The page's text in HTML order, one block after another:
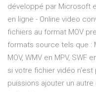
développé par Microsoft
en ligne - Online video
fichiers au format MOV
formats source tels que :
MOV, WMV en MPV, SWF
si votre fichier vidéo n'est
puissions ajouter un